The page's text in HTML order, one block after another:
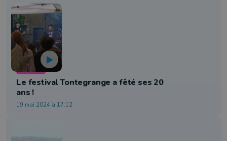
Théâtre
Le festival Tontegrange a fêté ses 20
ans !
19 mai 2024 à 17:12